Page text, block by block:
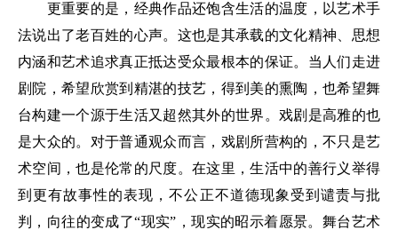
更重要的是，经典作品还饱含生活的温度，以艺术手
法说出了老百姓的心声。这也是其承载的文化精神、思想
内涵和艺术追求真正抵达受众最根本的保证。当人们走进
剧院，希望欣赏到精湛的技艺，得到美的熏陶，也希望舞
台构建一个源于生活又超然其外的世界。戏剧是高雅的也
是大众的。对于普通观众而言，戏剧所营构的，不只是艺
术空间，也是伦常的尺度。在这里，生活中的善行义举得
到更有故事性的表现，不公正不道德现象受到谴责与批
判，向往的变成了“现实”，现实的昭示着愿景。舞台艺术